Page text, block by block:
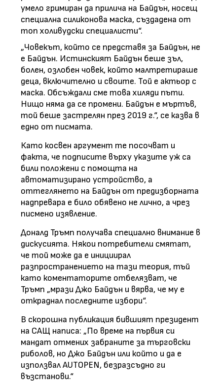
умело гримиран да прилича на Байдън, носещ
специална силиконова маска, създадена от
топ холивудски специалисти“.
„Човекът, който се представя за Байдън, не
е Байдън. Истинският Байдън беше зъл,
болен, озлобен човек, който малтретираше
деца, включително и своите. Той е актьор с
маска. Обсъждали сме това хиляди пъти.
Нищо няма да се промени. Байдън е мъртъв,
той беше застрелян през 2019 г.“, се казва в
едно от писмата.
Като косвен аргумент те посочват и
факта, че подписите върху указите уж са
били положени с помощта на
автоматизирано устройство, а
оттеглянето на Байдън от предизборната
надпревара е било обявено не лично, а чрез
писмено изявление.
Доналд Тръмп получава специално внимание в
дискусията. Някои потребители смятат,
че той може да е инициирал
разпространението на тази теория, тъй
като коментаторите отбелязват, че
Тръмп „мрази Джо Байдън и вярва, че му е
откраднал последните избори“.
В скорошна публикация бившият президент
на САЩ написа: „По време на първия си
мандат отмених забраните за търговски
риболов, но Джо Байдън или който и да е
използвал AUTOPEN, безразсъдно ги
възстанови.“